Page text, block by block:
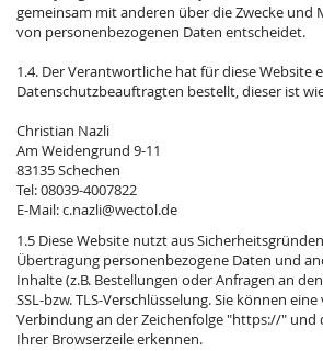
gemeinsam mit anderen über die Zwecke und
von personenbezogenen Daten entscheidet.
1.4. Der Verantwortliche hat für diese Website
Datenschutzbeauftragten bestellt, dieser ist
Christian Nazli
Am Weidengrund 9-11
83135 Schechen
Tel: 08039-4007822
E-Mail: c.nazli@wectol.de
1.5 Diese Website nutzt aus
Übertragung personenbezogene Daten und
Inhalte (z.B. Bestellungen oder Anfragen an
SSL-bzw. TLS-Verschlüsselung. Sie können
Verbindung an der Zeichenfolge "https://" und
Ihrer Browserzeile erkennen.